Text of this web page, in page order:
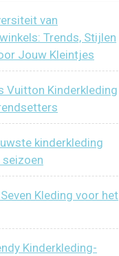
van
Trends, Stijlen
Jouw Kleintjes
Vuitton Kinderkleding
kinderkleding
Kleding voor het
Kinderkleding-